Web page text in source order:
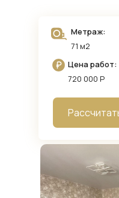
Метраж:
71 м2
Цена работ:
720 000 Р